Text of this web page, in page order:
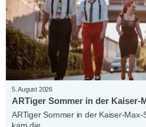
5. August 2026
ARTiger Sommer in der Kaiser-
ARTiger Sommer in der Kaiser-